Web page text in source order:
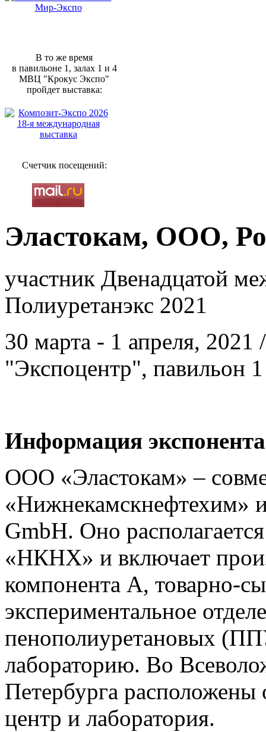
В то же время
в павильоне 1, залах 1 и 4
МВЦ "Крокус Экспо"
пройдет выставка:
Счетчик посещений:
Эластокам, ООО,
участник Двенадцатой
Полиуретанэкс 2021
30 марта - 1 апреля,
"Экспоцентр", павильон 1
Информация
ООО «Эластокам» –
«Нижнекамскнефтехим»
GmbH. Оно
«НКНХ» и включает
компонента А, товарно-
экспериментальное
пенополиуретановых
лабораторию. Во
Петербурга
центр и лаборатория.